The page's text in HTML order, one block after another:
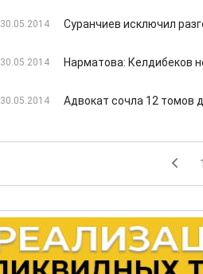
30.05.2014 Суранчиев исключил
30.05.2014 Нарматова: Келдибеков
30.05.2014 Адвокат сочла 12 томов
1